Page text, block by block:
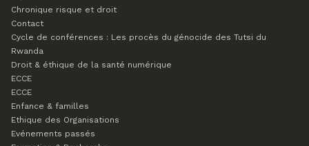
Chronique risque et droit
Contact
Cycle de conférences : Les procès du génocide des Tutsi du
Rwanda
Droit & éthique de la santé numérique
ECCE
ECCE
Enfance & familles
Ethique des Organisations
Evénements passés